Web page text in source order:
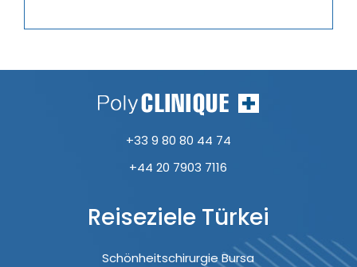
+33 9 80 80 44 74
+44 20 7903 7116
Reiseziele Türkei
Schönheitschirurgie Bursa